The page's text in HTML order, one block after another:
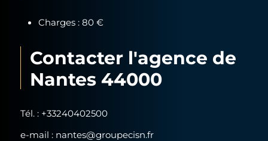
Charges : 80 €
Contacter l'agence de
Nantes 44000
Tél. : +33240402500
e-mail : nantes@groupecisn.fr